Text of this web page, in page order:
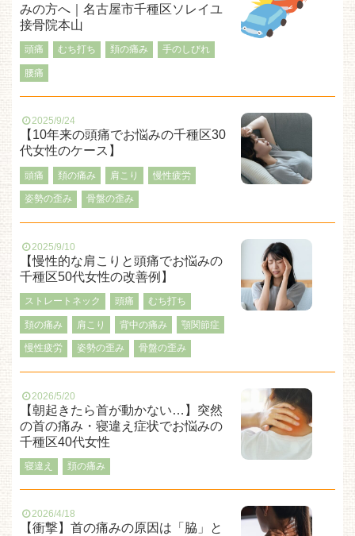
みの方へ｜名古屋市千種区ソレイユ
接骨院本山
頭痛 むち打ち 頚の痛み 手のしびれ
腰痛
2025/9/24
【10年来の頭痛でお悩みの千種区30
代女性のケース】
頭痛 頚の痛み 肩こり 慢性疲労
姿勢の歪み 骨盤の歪み
2025/9/10
【慢性的な肩こりと頭痛でお悩みの
千種区50代女性の改善例】
ストレートネック 頭痛 むち打ち
頚の痛み 肩こり 背中の痛み 顎関節症
慢性疲労 姿勢の歪み 骨盤の歪み
2026/5/20
【朝起きたら首が動かない…】突然
の首の痛み・寝違え症状でお悩みの
千種区40代女性
寝違え 頚の痛み
2026/4/18
【衝撃】首の痛みの原因は「脇」と